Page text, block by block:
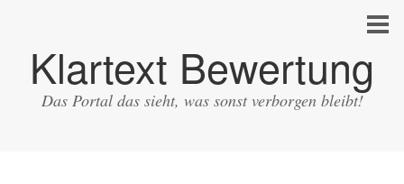
Klartext Bewertung
Das Portal das sieht, was sonst verborgen bleibt!